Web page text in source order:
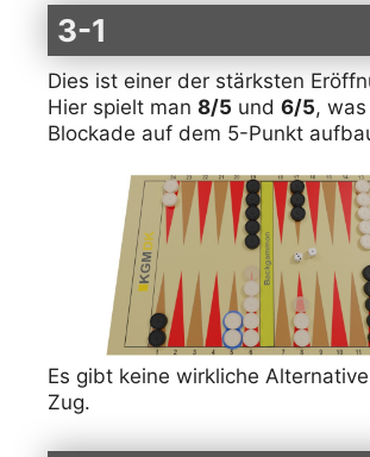
3-1
Dies ist einer der stärksten
Hier spielt man 8/5 und 6/5,
Blockade auf dem 5-Punkt
Es gibt keine wirkliche
Zug.